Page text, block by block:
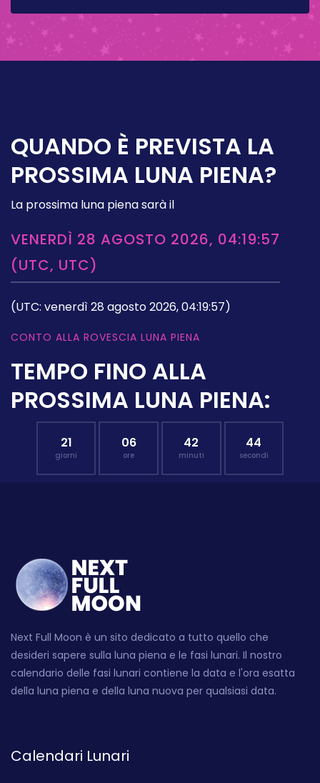
QUANDO È PREVISTA LA
PROSSIMA LUNA PIENA?
La prossima luna piena sarà il
VENERDÌ 28 AGOSTO 2026, 04:19:57
(UTC, UTC)
(UTC: venerdì 28 agosto 2026, 04:19:57)
CONTO ALLA ROVESCIA LUNA PIENA
TEMPO FINO ALLA
PROSSIMA LUNA PIENA:
21
giorni
06
ore
42
minuti
43
secondi
Next Full Moon è un sito dedicato a tutto quello che
desideri sapere sulla luna piena e le fasi lunari. Il nostro
calendario delle fasi lunari contiene la data e l'ora esatta
della luna piena e della luna nuova per qualsiasi data.
Calendari Lunari